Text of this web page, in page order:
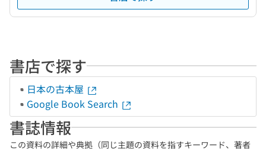
書店で探す
日本の古本屋
Google Book Search
書誌情報
この資料の詳細や典拠（同じ主題の資料を指すキーワード、著者